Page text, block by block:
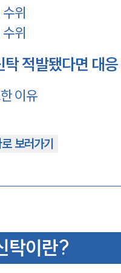
위
위
탁 적발됐다면 대
이유
보러가기
탁이란?